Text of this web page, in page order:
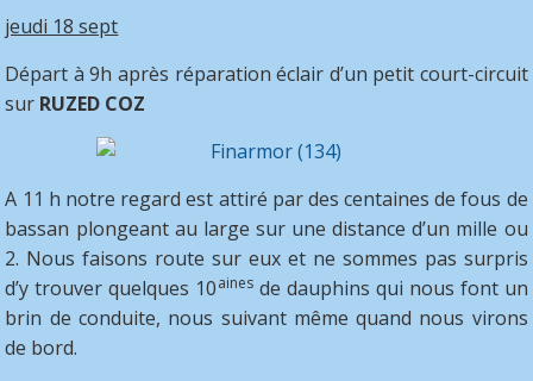
jeudi 18 sept
Départ à 9h après réparation éclair d’un petit court-circuit
sur RUZED COZ
A 11 h notre regard est attiré par des centaines de fous de
bassan plongeant au large sur une distance d’un mille ou
2. Nous faisons route sur eux et ne sommes pas surpris
d’y trouver quelques 10ainesde dauphins qui nous font un
brin de conduite, nous suivant même quand nous virons
de bord.